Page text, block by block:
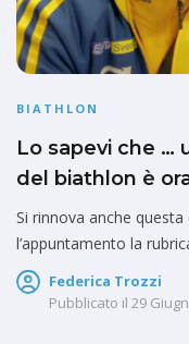
BIATHLON
Lo sapevi che …
del biathlon è
Si rinnova anche
l’appuntamento la
Federica Trozzi
Pubblicato il 29